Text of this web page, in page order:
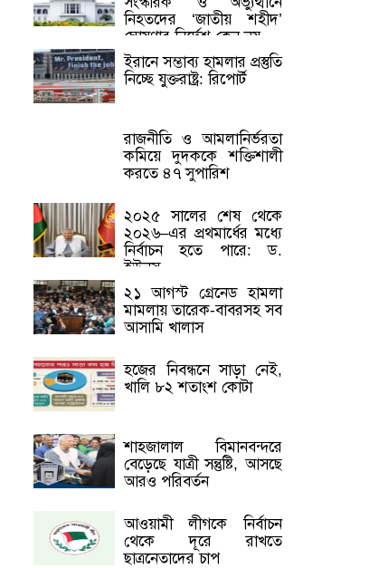
নিহতদের ‘জাতীয় শহীদ’
ঘোষণার নির্দেশ কেন নয়
ইরানে সম্ভাব্য হামলার প্রস্তুতি
নিচ্ছে যুক্তরাষ্ট্র: রিপোর্ট
রাজনীতি ও আমলানির্ভরতা
কমিয়ে দুদককে শক্তিশালী
করতে ৪৭ সুপারিশ
২০২৫ সালের শেষ থেকে
২০২৬–এর প্রথমার্ধের মধ্যে
নির্বাচন হতে পারে: ড.
ইউনূস
২১ আগস্ট গ্রেনেড হামলা
মামলায় তারেক-বাবরসহ সব
আসামি খালাস
হজের নিবন্ধনে সাড়া নেই,
খালি ৮২ শতাংশ কোটা
শাহজালাল বিমানবন্দরে
বেড়েছে যাত্রী সন্তুষ্টি, আসছে
আরও পরিবর্তন
আওয়ামী লীগকে নির্বাচন
থেকে দূরে রাখতে
ছাত্রনেতাদের চাপ